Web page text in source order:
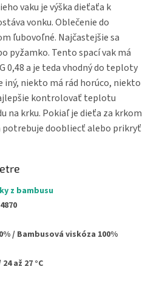
vaku je výška dieťaťa k
vonku. Oblečenie do
ľubovoľné. Najčastejšie sa
pyžamko. Tento spací vak má
0,48 a je teda vhodný do teploty
iný, niekto má rád horúco, niekto
kontrolovať teplotu
na krku. Pokiaľ je dieťa za krkom
potrebuje doobliecť alebo prikryť
z bambusu
/ Bambusová viskóza 100%
až 27 °C